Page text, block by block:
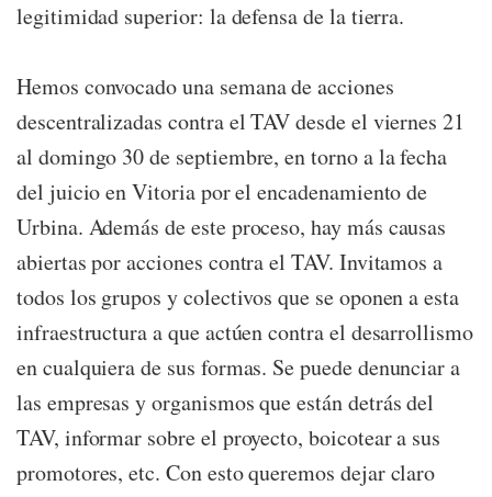
legitimidad superior: la defensa de la tierra.
Hemos convocado una semana de acciones
descentralizadas contra el TAV desde el viernes 21
al domingo 30 de septiembre, en torno a la fecha
del juicio en Vitoria por el encadenamiento de
Urbina. Además de este proceso, hay más causas
abiertas por acciones contra el TAV. Invitamos a
todos los grupos y colectivos que se oponen a esta
infraestructura a que actúen contra el desarrollismo
en cualquiera de sus formas. Se puede denunciar a
las empresas y organismos que están detrás del
TAV, informar sobre el proyecto, boicotear a sus
promotores, etc. Con esto queremos dejar claro